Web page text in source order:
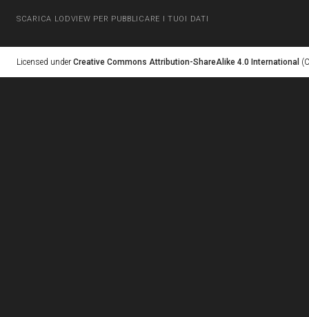
SCARICA LODVIEW PER PUBBLICARE I TUOI DATI
Licensed under Creative Commons Attribution-ShareAlike 4.0 International